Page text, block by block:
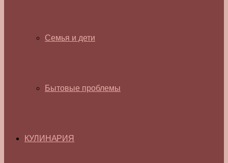
Семья и дети
Бытовые проблемы
КУЛИНАРИЯ